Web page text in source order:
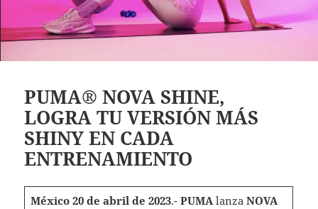
PUMA® NOVA SHINE,
LOGRA TU VERSIÓN MÁS
SHINY EN CADA
ENTRENAMIENTO
México 20 de abril de 2023.- PUMAlanza NOVA